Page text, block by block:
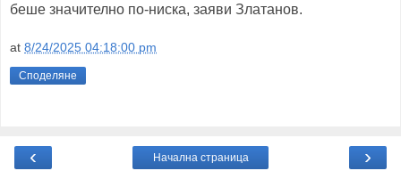
беше значително по-ниска, заяви Златанов.
at 8/24/2025 04:18:00 pm
Споделяне
‹ ›
Начална страница